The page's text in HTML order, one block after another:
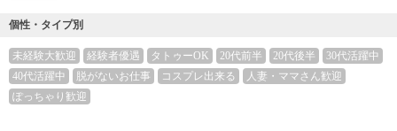
個性・タイプ別
未経験大歓迎 経験者優遇 タトゥーOK 20代前半 20代後半
30代活躍中
40代活躍中
脱がないお仕事 コスプレ出来る
人妻・ママさん歓迎
ぽっちゃり歓迎